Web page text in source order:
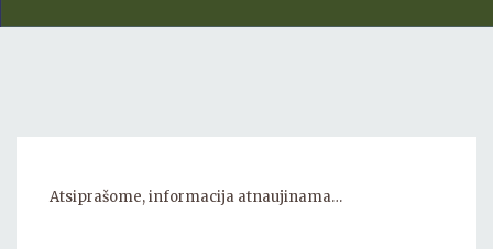
Atsiprašome, informacija atnaujinama…